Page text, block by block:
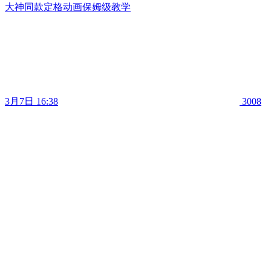
大神同款定格动画保姆级教学
3月7日 16:38 3008